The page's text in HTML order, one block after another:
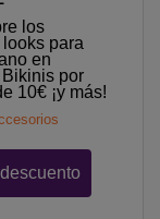
los
para
en
por
10€ ¡y más!